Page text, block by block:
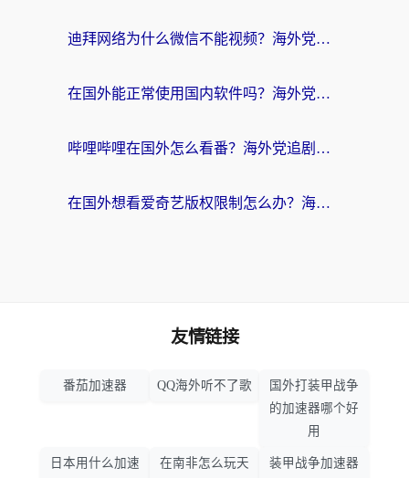
迪拜网络为什么微信不能视频？海外党必看的回国加速全攻略
在国外能正常使用国内软件吗？海外党亲测有效的无缝访问指南
哔哩哔哩在国外怎么看番？海外党追剧看片的终极解决方案
在国外想看爱奇艺版权限制怎么办？海外华人必看的追剧自由指南
友情链接
番茄加速器 QQ海外听不了歌
国外打装甲战争
的加速器哪个好
用
日本用什么加速 在南非怎么玩天 装甲战争加速器